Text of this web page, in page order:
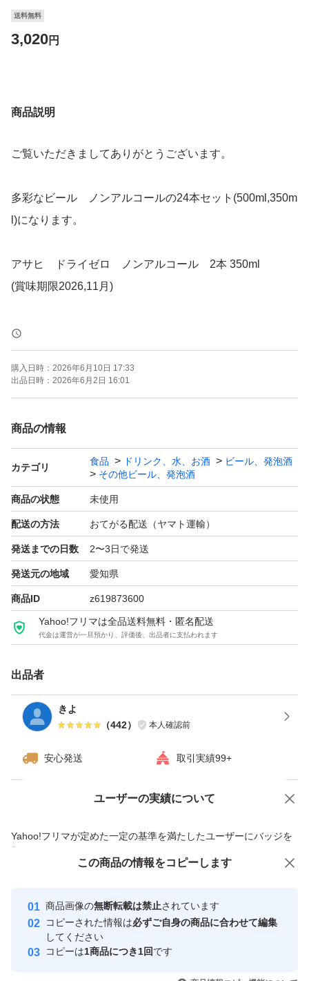
送料無料
3,020円
商品説明
ご覧いただきましてありがとうございます。
多彩なビール ノンアルコールの24本セット(500ml,350m
l)になります。
アサヒ ドライゼロ ノンアルコール 2本 350ml
(賞味期限2026,11月)
アサヒ ゼロ ノンアルコール 7本 350ml
(賞味期限2026,6月)1本
( 2026,8月) 2本
( 2026,9月) 3本
サントリー オールフリー
ノンアルコール 4本 350ml
(賞味期限2026,10月)2本
( 2026,11月) 2本
キリン 本麒麟 7本 350ml
(賞味期限2026,10月) 7本
キリン グリーンラベル淡麗
(賞味期限2026,6月) 1本
( 2026,9月) 1本
キリン JM LABEL
(賞味期限2026,6月)
段ボールでの発送となります(リサイクル)
中に緩衝材など入れて発送予定です。
商品は自宅保管品です。時々シールがついてます。
多少の傷凹みがあると思いますが、大きな傷や凹みはあり
ません。
購入日時： 2026年6月10日 17:33
出品日時： 2026年6月2日 16:01
商品の情報
カテゴリ
食品 ドリンク、水、お酒
ビール、発泡酒
その他ビール、発泡酒
商品の状態 未使用
配送の方法 おてがる配送（ヤマト運輸）
発送までの日数 2〜3日で発送
発送元の地域 愛知県
商品ID z619873600
Yahoo!フリマは全品送料無料・匿名配送
代金は運営が一旦預かり、評価後、出品者に支払われます
出品者
きよ
（442） 本人確認前
安心発送 取引実績99+
ユーザーの実績について
Yahoo!フリマが定めた一定の基準を満たしたユーザーにバッジを
付与しています
安心取引出品者
心・安全なユーザーです
取引実績
引を完了させた実績があります
価格の相談 商品への質問
この商品の情報をコピーします
商品画像の無断転載は禁止されています
コピーされた情報は必ずご自身の商品に合わせて編集
してください
コピーは1商品につき1回です
この商品をみている人にオススメ